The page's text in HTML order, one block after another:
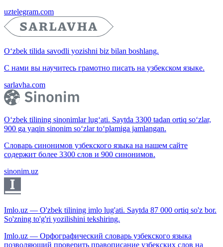
uztelegram.com
O‘zbek tilida savodli yozishni biz bilan boshlang.
С нами вы научитесь грамотно писать на узбекском языке.
sarlavha.com
O‘zbek tilining sinonimlar lug‘ati. Saytda 3300 tadan ortiq so‘zlar,
900 ga yaqin sinonim so‘zlar to‘plamiga jamlangan.
Словарь синонимов узбекского языка на нашем сайте
содержит более 3300 слов и 900 синонимов.
sinonim.uz
Imlo.uz — O'zbek tilining imlo lug'ati. Saytda 87 000 ortiq so'z bor.
So'zning to'g'ri yozilishini tekshiring.
Imlo.uz — Орфографический словарь узбекского языка
позволяющий проверить правописание узбекских слов на